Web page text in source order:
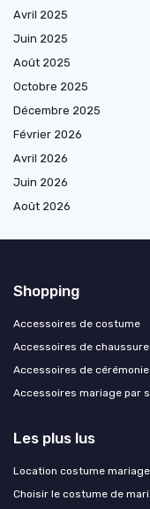
Avril 2025
Juin 2025
Août 2025
Octobre 2025
Décembre 2025
Février 2026
Avril 2026
Juin 2026
Août 2026
Shopping
Accessoires de costume
Accessoires de
Accessoires de cérémonie
Accessoires mariage par
Les plus lus
Location costume
Choisir le costume de